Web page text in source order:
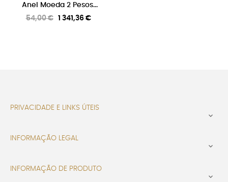
Anel Moeda 2 Pesos...
Preço
54,00 € Preço
1 341,36 €
PRIVACIDADE E LINKS ÚTEIS

INFORMAÇÃO LEGAL

INFORMAÇÃO DE PRODUTO
